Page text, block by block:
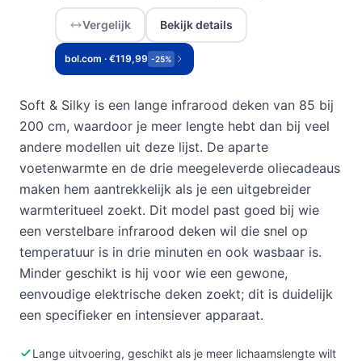
Vergelijk Bekijk details
bol.com · €119,99 -25%
Soft & Silky is een lange infrarood deken van 85 bij
200 cm, waardoor je meer lengte hebt dan bij veel
andere modellen uit deze lijst. De aparte
voetenwarmte en de drie meegeleverde oliecadeaus
maken hem aantrekkelijk als je een uitgebreider
warmteritueel zoekt. Dit model past goed bij wie
een verstelbare infrarood deken wil die snel op
temperatuur is in drie minuten en ook wasbaar is.
Minder geschikt is hij voor wie een gewone,
eenvoudige elektrische deken zoekt; dit is duidelijk
een specifieker en intensiever apparaat.
Lange uitvoering, geschikt als je meer lichaamslengte wilt